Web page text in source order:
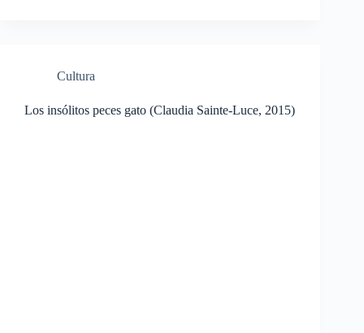
Cultura
Los insólitos peces gato (Claudia Sainte-Luce, 2015)